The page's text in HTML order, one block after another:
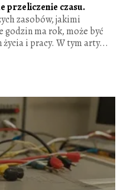
przeliczenie czasu.
zasobów, jakimi
ma rok, może być
i pracy. W tym arty...